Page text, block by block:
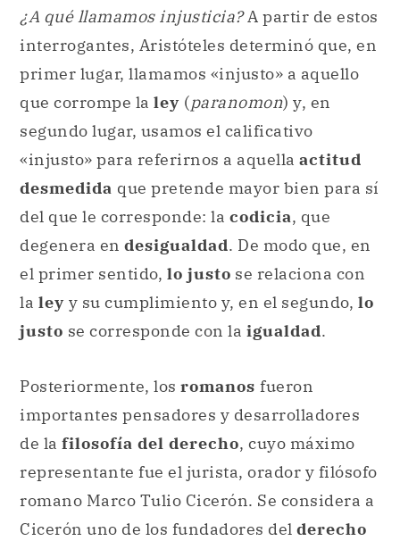
¿A qué llamamos injusticia?A partir de estos
interrogantes, Aristóteles determinó que, en
primer lugar, llamamos «injusto» a aquello
que corrompe la ley (paranomon) y, en
segundo lugar, usamos el calificativo
«injusto» para referirnos a aquella actitud
desmedida que pretende mayor bien para sí
del que le corresponde: la codicia, que
degenera en desigualdad. De modo que, en
el primer sentido, lo justo se relaciona con
la ley y su cumplimiento y, en el segundo, lo
justo se corresponde con la igualdad.
Posteriormente, los romanos fueron
importantes pensadores y desarrolladores
de la filosofía del derecho, cuyo máximo
representante fue el jurista, orador y filósofo
romano Marco Tulio Cicerón. Se considera a
Cicerón uno de los fundadores del derecho